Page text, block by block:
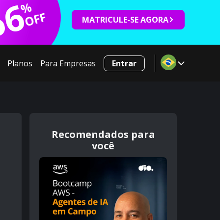
%
OFF MATRICULE-SE AGORA
Planos Para Empresas Entrar
Recomendados para
você